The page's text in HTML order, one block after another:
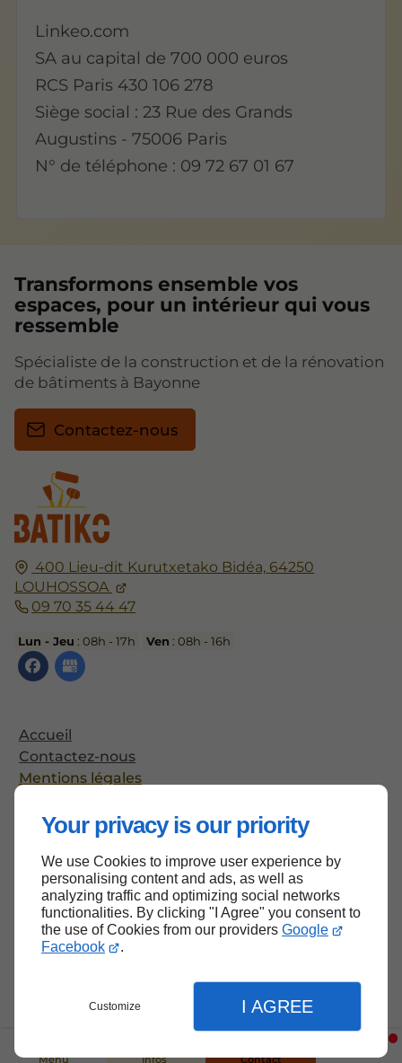
Your privacy is our priority
We use Cookies to improve user experience by
personalising content and ads, as well as
analyzing traffic and optimizing social networks
functionalities. By clicking "I Agree" you consent to
the use of Cookies from our providers Google
Facebook
.
Customize I AGREE
Menu Infos Contact
Linkeo.com
SA au capital de 700 000 euros
RCS Paris 430 106 278
Siège social : 23 Rue des Grands
Augustins - 75006 Paris
N° de téléphone : 09 72 67 01 67
400 Lieu-dit Kurutxetako Bidéa, 64250
LOUHOSSOA
09 70 35 44 47
Lun - Jeu : 08h - 17h Ven : 08h - 16h
Accueil
Contactez-nous
Mentions légales
Transformons ensemble vos
espaces, pour un intérieur qui vous
ressemble
Spécialiste de la construction et de la rénovation
de bâtiments à Bayonne
Contactez-nous
Haut de page